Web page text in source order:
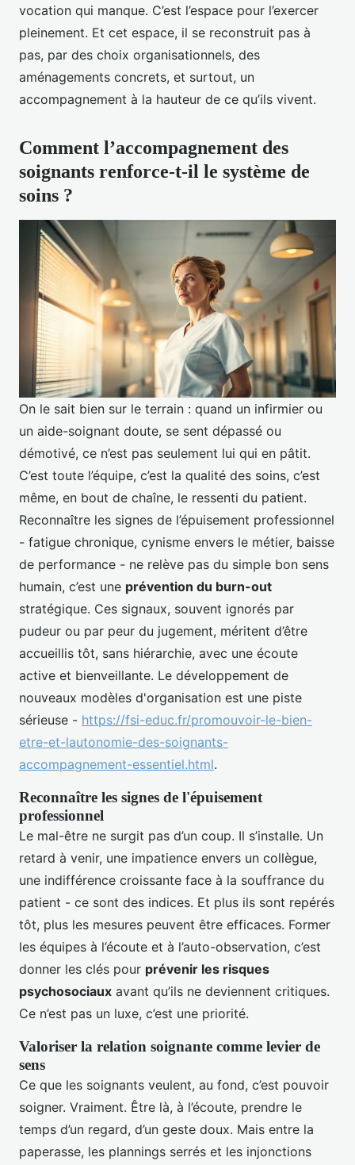
vocation qui manque. C’est l’espace pour l’exercer
pleinement. Et cet espace, il se reconstruit pas à
pas, par des choix organisationnels, des
aménagements concrets, et surtout, un
accompagnement à la hauteur de ce qu’ils vivent.
Comment l’accompagnement des
soignants renforce-t-il le système de
soins ?
On le sait bien sur le terrain : quand un infirmier ou
un aide-soignant doute, se sent dépassé ou
démotivé, ce n’est pas seulement lui qui en pâtit.
C’est toute l’équipe, c’est la qualité des soins, c’est
même, en bout de chaîne, le ressenti du patient.
Reconnaître les signes de l’épuisement professionnel
- fatigue chronique, cynisme envers le métier, baisse
de performance - ne relève pas du simple bon sens
humain, c’est une prévention du burn-out
stratégique. Ces signaux, souvent ignorés par
pudeur ou par peur du jugement, méritent d’être
accueillis tôt, sans hiérarchie, avec une écoute
active et bienveillante. Le développement de
nouveaux modèles d'organisation est une piste
sérieuse - https://fsi-educ.fr/promouvoir-le-bien-
etre-et-lautonomie-des-soignants-
accompagnement-essentiel.html.
Reconnaître les signes de l'épuisement
professionnel
Le mal-être ne surgit pas d’un coup. Il s’installe. Un
retard à venir, une impatience envers un collègue,
une indifférence croissante face à la souffrance du
patient - ce sont des indices. Et plus ils sont repérés
tôt, plus les mesures peuvent être efficaces. Former
les équipes à l’écoute et à l’auto-observation, c’est
donner les clés pour prévenir les risques
psychosociaux avant qu’ils ne deviennent critiques.
Ce n’est pas un luxe, c’est une priorité.
Valoriser la relation soignante comme levier de
sens
Ce que les soignants veulent, au fond, c’est pouvoir
soigner. Vraiment. Être là, à l’écoute, prendre le
temps d’un regard, d’un geste doux. Mais entre la
paperasse, les plannings serrés et les injonctions